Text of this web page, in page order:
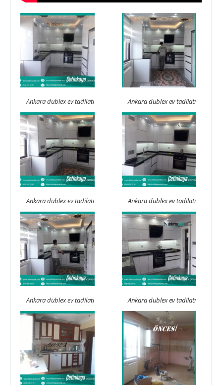
Ankara dublex ev tadilatı Ankara dublex ev tadilatı
Ankara dublex ev tadilatı Ankara dublex ev tadilatı
Ankara dublex ev tadilatı Ankara dublex ev tadilatı